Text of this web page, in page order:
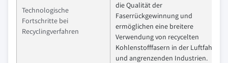
Technologische
Fortschritte bei
Recyclingverfahren
die Qualität der
Faserrückgewinnung und
ermöglichen eine breitere
Verwendung von recycelten
Kohlenstofffasern in der Luftfahrt
und angrenzenden Industrien.